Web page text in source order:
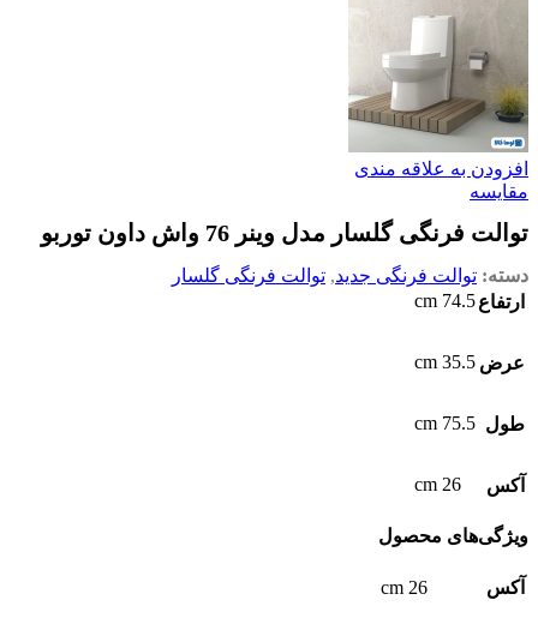
افزودن به علاقه مندی
مقایسه
توالت فرنگی گلسار مدل وینر 76 واش داون توربو
دسته: توالت فرنگی جدید, توالت فرنگی گلسار
ارتفاع74.5 cm
عرض 35.5 cm
طول 75.5 cm
آکس 26 cm
ویژگی‌های محصول
آکس 26 cm